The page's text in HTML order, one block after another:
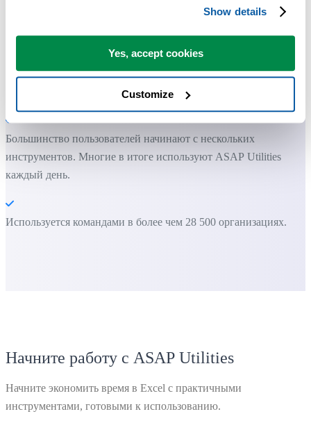
Show details
Yes, accept cookies
Customize
Вы можете начать работу сразу. Обучение не требуется.
Большинство пользователей начинают с нескольких
инструментов. Многие в итоге используют ASAP Utilities
каждый день.
Используется командами в более чем 28 500 организациях.
Начните работу с ASAP Utilities
Начните экономить время в Excel с практичными
инструментами, готовыми к использованию.